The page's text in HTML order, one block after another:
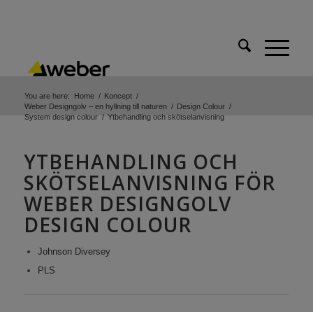
You are here: Home / Koncept /
Weber Designgolv – en hyllning till naturen / Design Colour /
System design colour / Ytbehandling och skötselanvisning
YTBEHANDLING OCH
SKÖTSELANVISNING FÖR
WEBER DESIGNGOLV
DESIGN COLOUR
Johnson Diversey
PLS